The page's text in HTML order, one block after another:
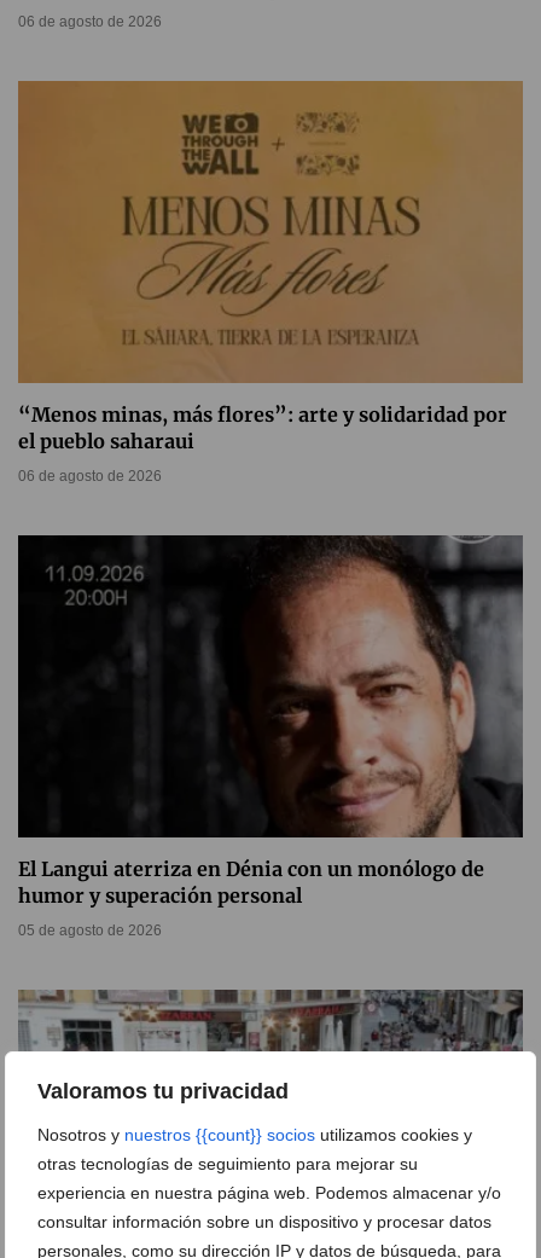
Valoramos tu privacidad
Nosotros y nuestros {{count}} socios utilizamos cookies y
otras tecnologías de seguimiento para mejorar su
experiencia en nuestra página web. Podemos almacenar y/o
consultar información sobre un dispositivo y procesar datos
personales, como su dirección IP y datos de búsqueda, para
06 de agosto de 2026
“Menos minas, más flores”: arte y solidaridad por
el pueblo saharaui
06 de agosto de 2026
El Langui aterriza en Dénia con un monólogo de
humor y superación personal
05 de agosto de 2026